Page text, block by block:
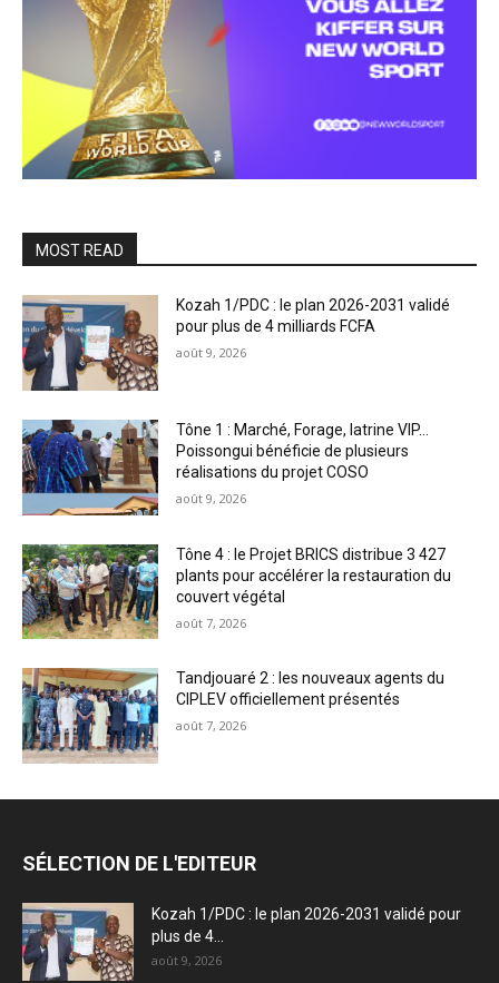
MOST READ
Kozah 1/PDC : le plan 2026-2031 validé
pour plus de 4 milliards FCFA
août 9, 2026
Tône 1 : Marché, Forage, latrine VIP…
Poissongui bénéficie de plusieurs
réalisations du projet COSO
août 9, 2026
Tône 4 : le Projet BRICS distribue 3 427
plants pour accélérer la restauration du
couvert végétal
août 7, 2026
Tandjouaré 2 : les nouveaux agents du
CIPLEV officiellement présentés
août 7, 2026
SÉLECTION DE L'EDITEUR
Kozah 1/PDC : le plan 2026-2031 validé pour
plus de 4...
août 9, 2026